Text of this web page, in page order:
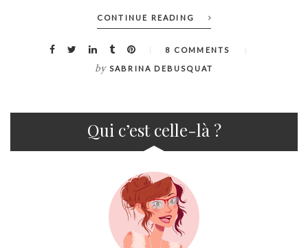
CONTINUE READING
8 COMMENTS
by SABRINA DEBUSQUAT
Qui c’est celle-là ?